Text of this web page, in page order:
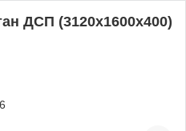
ДСП (3120х1600х400)